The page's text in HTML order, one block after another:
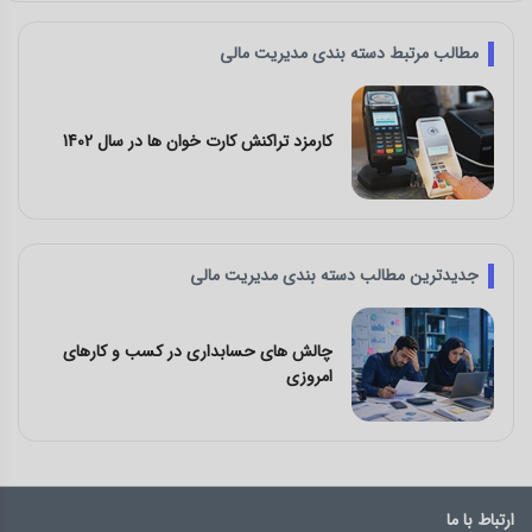
مطالب مرتبط دسته بندی مدیریت مالی
کارمزد تراکنش کارت خوان ها در سال 1402
جدیدترین مطالب دسته بندی مدیریت مالی
چالش های حسابداری در کسب و کارهای
امروزی
ارتباط با ما